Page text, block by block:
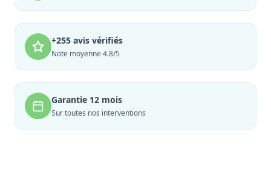
+255 avis vérifiés
Note moyenne 4.8/5
Garantie 12 mois
Sur toutes nos interventions